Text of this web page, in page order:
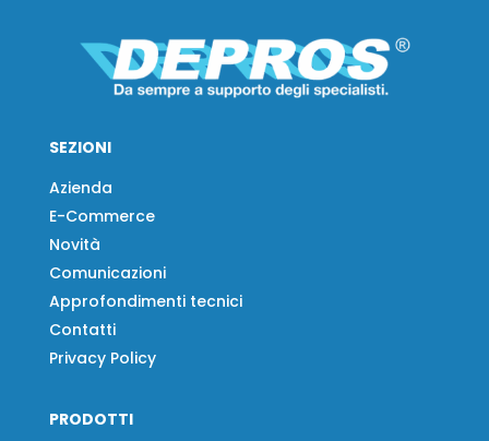
SEZIONI
Azienda
E-Commerce
Novità
Comunicazioni
Approfondimenti tecnici
Contatti
Privacy Policy
PRODOTTI